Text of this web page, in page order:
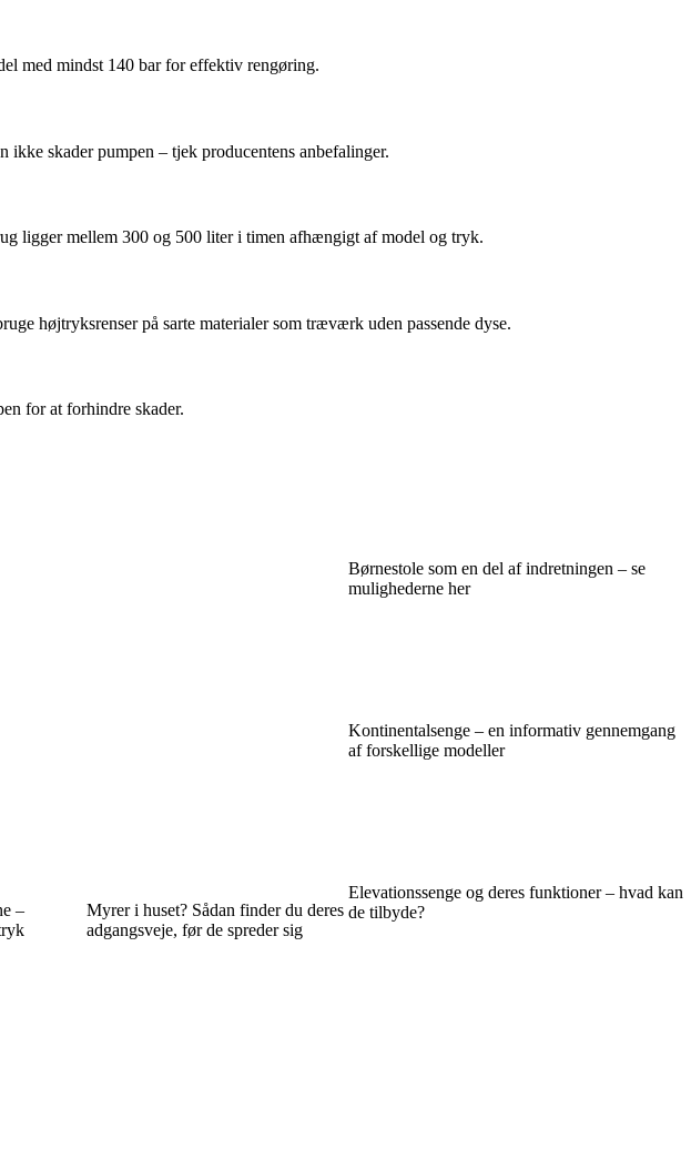
med mindst 140 bar for effektiv rengøring.
skader pumpen – tjek producentens anbefalinger.
ligger mellem 300 og 500 liter i timen afhængigt af model og tryk.
højtryksrenser på sarte materialer som træværk uden passende dyse.
for at forhindre skader.
–
Myrer i huset? Sådan finder du deres
adgangsveje, før de spreder sig
Børnestole som en del af indretningen – se
mulighederne her
Kontinentalsenge – en informativ gennemgang
af forskellige modeller
Elevationssenge og deres funktioner – hvad kan
de tilbyde?